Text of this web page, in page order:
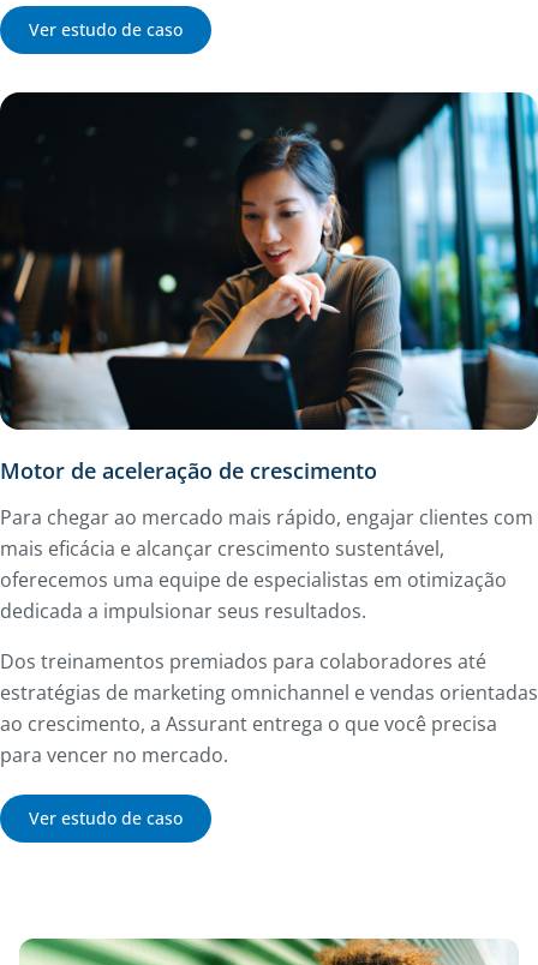
Ver estudo de caso
Motor de aceleração de crescimento
Para chegar ao mercado mais rápido, engajar clientes com
mais eficácia e alcançar crescimento sustentável,
oferecemos uma equipe de especialistas em otimização
dedicada a impulsionar seus resultados.
Dos treinamentos premiados para colaboradores até
estratégias de marketing omnichannel e vendas orientadas
ao crescimento, a Assurant entrega o que você precisa
para vencer no mercado.
Ver estudo de caso